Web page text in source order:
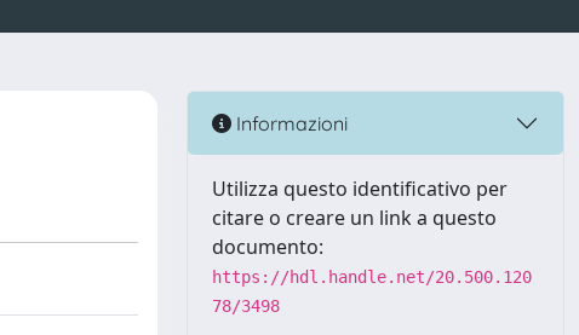
Informazioni
Utilizza questo identificativo per
citare o creare un link a questo
documento:
https://hdl.handle.net/20.500.120
78/3498